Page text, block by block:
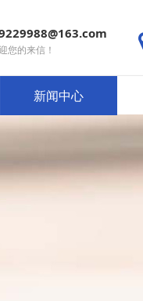
您的来信！
新闻中心